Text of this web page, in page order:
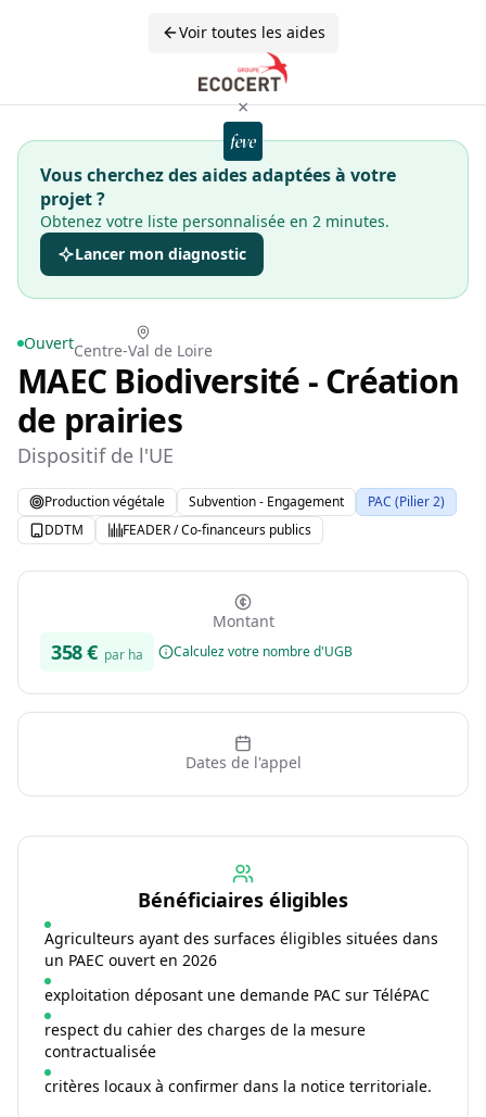
Voir toutes les aides
×
Vous cherchez des aides adaptées à votre
projet ?
Obtenez votre liste personnalisée en 2 minutes.
Lancer mon diagnostic
OuvertCentre-Val de Loire
MAEC Biodiversité - Création
de prairies
Dispositif de l'UE
Production végétale Subvention - Engagement
PAC (Pilier 2)
DDTM
FEADER / Co-financeurs publics
Montant
358€ par ha Calculez votre nombre d'UGB
Dates de l'appel
Bénéficiaires éligibles
Agriculteurs ayant des surfaces éligibles situées dans
un PAEC ouvert en 2026
exploitation déposant une demande PAC sur TéléPAC
respect du cahier des charges de la mesure
contractualisée
critères locaux à confirmer dans la notice territoriale.